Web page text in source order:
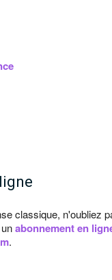
classique, n'oubliez
abonnement en
.